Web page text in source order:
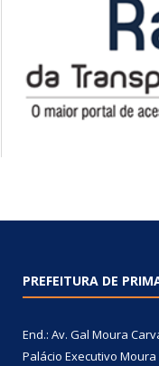
PREFEITURA DE
End.: Av. Gal Moura
Palácio Executivo